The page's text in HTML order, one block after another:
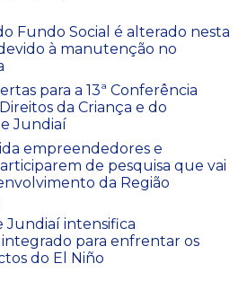
Fundo Social é alterado nesta
à manutenção no
para a 13ª Conferência
da Criança e do
Jundiaí
empreendedores e
de pesquisa que vai
da Região
Jundiaí intensifica
para enfrentar os
do El Niño